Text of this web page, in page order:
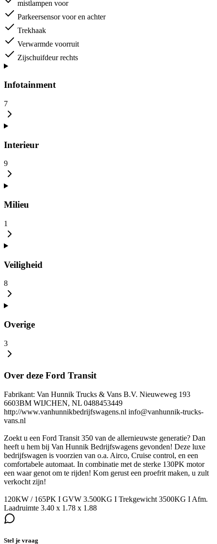
mistlampen voor
Parkeersensor voor en achter
Trekhaak
Verwarmde voorruit
Zijschuifdeur rechts
Infotainment
7
Interieur
9
Milieu
1
Veiligheid
8
Overige
3
Over deze Ford Transit
Fabrikant: Van Hunnik Trucks & Vans B.V. Nieuweweg 193
6603BM WIJCHEN, NL 0488453449
http://www.vanhunnikbedrijfswagens.nl info@vanhunnik-trucks-
vans.nl
Zoekt u een Ford Transit 350 van de allernieuwste generatie? Dan
heeft u hem bij Van Hunnik Bedrijfswagens gevonden! Deze luxe
bedrijfswagen is voorzien van o.a. Airco, Cruise control, en een
comfortabele automaat. In combinatie met de sterke 130PK motor
een waar genot om te rijden! Kom gerust een proefrit maken, u zult
verkocht zijn!
120KW / 165PK I GVW 3.500KG I Trekgewicht 3500KG I Afm.
Laadruimte 3.40 x 1.78 x 1.88
Stel je vraag